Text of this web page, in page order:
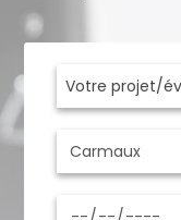
Votre projet/